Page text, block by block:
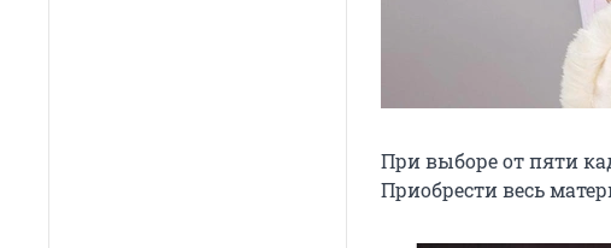
При выборе от пяти
Приобрести весь